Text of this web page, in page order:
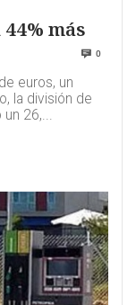
más
0
euros, un
la división de
26,...